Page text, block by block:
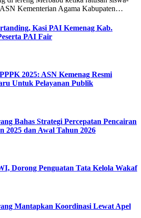
ASN Kementerian Agama Kabupaten…
Kasi PAI Kemenag Kab.
PAI Fair
2025: ASN Kemenag Resmi
Untuk Pelayanan Publik
Bahas Strategi Percepatan Pencairan
2025 dan Awal Tahun 2026
Dorong Penguatan Tata Kelola Wakaf
Mantapkan Koordinasi Lewat Apel